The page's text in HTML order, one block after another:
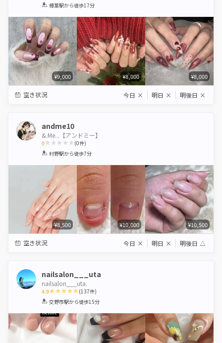
1 2 3 4 5
樟葉駅から徒歩17分
¥9,000 ¥8,000 ¥8,000
空き状況 今日 × 明日 × 明後日 ×
andme10
&.Me...【アンドミー】
0
1 2 3 4 5
(0件)
村野駅から徒歩7分
¥8,500 ¥10,000 ¥10,500
空き状況 今日 × 明日 × 明後日 △
nailsalon___uta
nailsalon___uta.
4.9
1 2 3 4 5
(137件)
交野市駅から徒歩15分